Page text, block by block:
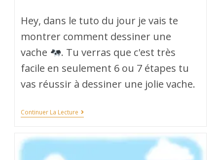
Hey, dans le tuto du jour je vais te
montrer comment dessiner une
vache
. Tu verras que c'est très
facile en seulement 6 ou 7 étapes tu
vas réussir à dessiner une jolie vache.
Continuer La Lecture